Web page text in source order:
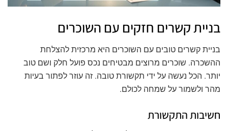
בניית קשרים חזקים עם השוכרים
בניית קשרים טובים עם השוכרים היא מרכזית להצלחת
ההשכרה. שוכרים מרוצים מבטיחים נכס פועל חלק ושם טוב
יותר. הכל נעשה על ידי תקשורת טובה. זה עוזר לפתור בעיות
מהר ולשמור על שמחה לכולם.
חשיבות התקשורת